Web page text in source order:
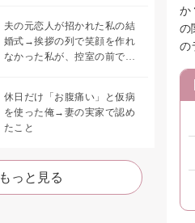
夫の元恋人が招かれた私の結
婚式→挨拶の列で笑顔を作れ
なかった私が、控室の前で彼
休日だけ「お腹痛い」と仮病
を使った俺→妻の実家で認め
たこと
もっと見る
か
の
の